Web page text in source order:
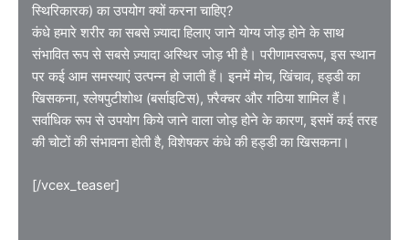
स्थिरिकारक) का उपयोग क्यों करना चाहिए?
कंधे हमारे शरीर का सबसे ज़्यादा हिलाए जाने योग्य जोड़ होने के साथ
संभावित रूप से सबसे ज़्यादा अस्थिर जोड़ भी है। परीणामस्वरूप, इस स्थान
पर कई आम समस्याएं उत्पन्न हो जाती हैं। इनमें मोच, खिंचाव, हड्डी का
खिसकना, श्लेषपुटीशोथ (बर्साइटिस), फ़्रैक्चर और गठिया शामिल हैं।
सर्वाधिक रूप से उपयोग किये जाने वाला जोड़ होने के कारण, इसमें कई तरह
की चोटों की संभावना होती है, विशेषकर कंधे की हड्डी का खिसकना।
[/vcex_teaser]